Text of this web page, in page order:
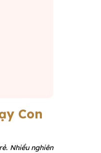
Con
Nhiều nghiên